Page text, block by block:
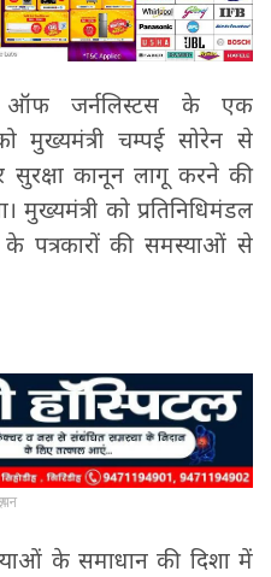
जर्नलिस्टस के एक
मुख्यमंत्री चम्पई सोरेन से
सुरक्षा कानून लागू करने की
मुख्यमंत्री को प्रतिनिधिमंडल
पत्रकारों की समस्याओं से
के समाधान की दिशा में